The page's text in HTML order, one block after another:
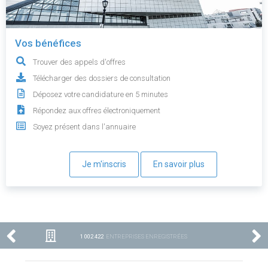
Vos bénéfices
Trouver des appels d'offres
Télécharger des dossiers de consultation
Déposez votre candidature en 5 minutes
Répondez aux offres électroniquement
Soyez présent dans l'annuaire
Je m'inscris En savoir plus
1 002 422 ENTREPRISES ENREGISTRÉES